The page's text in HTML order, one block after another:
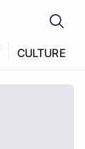
CULTURE